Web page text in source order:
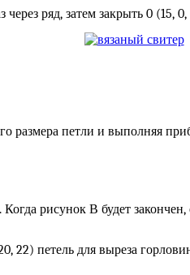
через ряд, затем закрыть 0
петли и выполняя
рисунок В будет
22) петель для выреза